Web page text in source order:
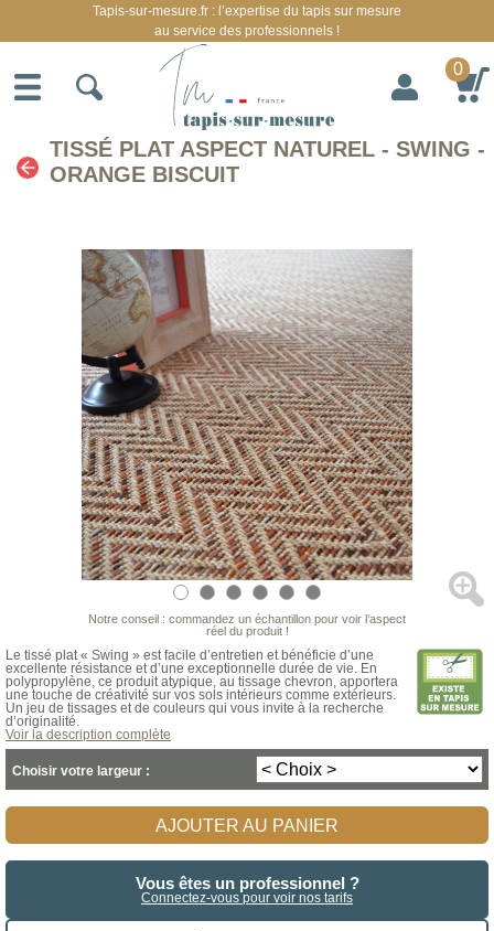
TISSÉ PLAT ASPECT NATUREL - SWING -
ORANGE BISCUIT
Notre conseil : commandez un échantillon pour voir l’aspect
réel du produit !
Le tissé plat « Swing » est facile d’entretien et bénéficie d’une
excellente résistance et d’une exceptionnelle durée de vie. En
polypropylène, ce produit atypique, au tissage chevron, apportera
une touche de créativité sur vos sols intérieurs comme extérieurs.
Un jeu de tissages et de couleurs qui vous invite à la recherche
d’originalité.
Voir la description complète
Choisir votre largeur :
AJOUTER AU PANIER
Vous êtes un professionnel ?
Connectez-vous pour voir nos tarifs
Tapis-sur-mesure.fr : l’expertise du tapis sur mesure
au service des professionnels !
0